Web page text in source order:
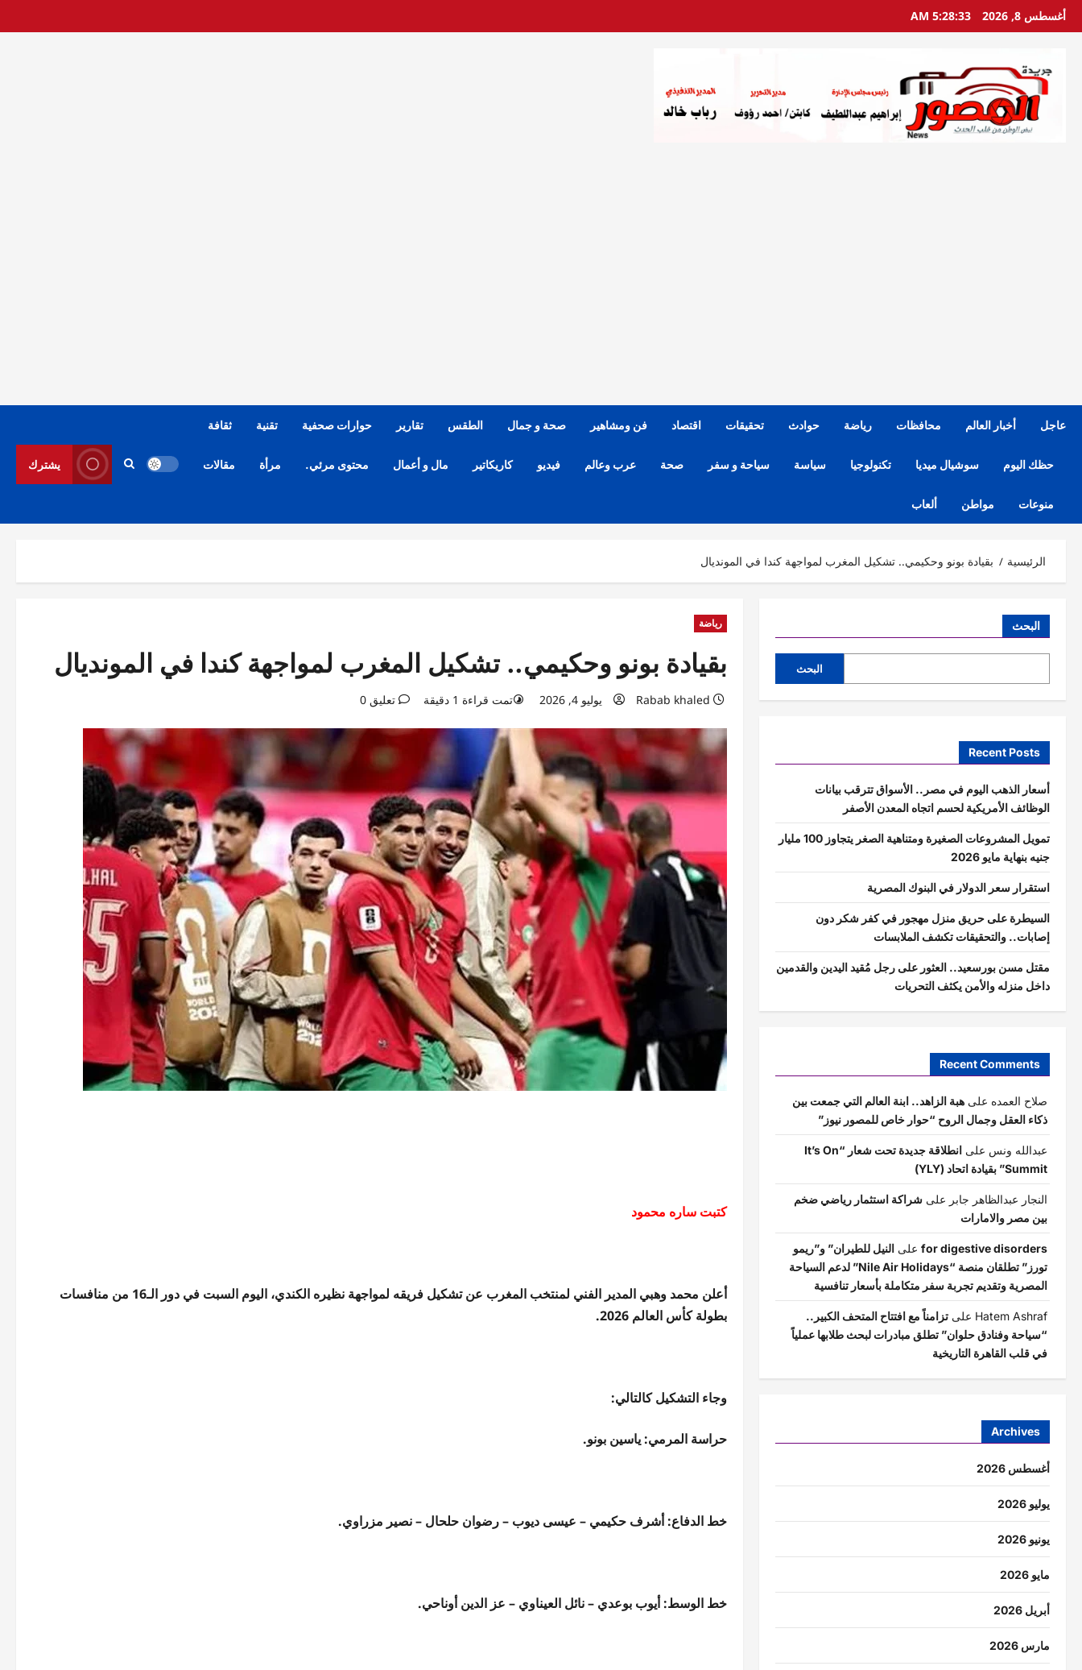
تخطيأغسطس 8, 2026 5:28:34 AM
عاجل أخبار العالم محافظات رياضة حوادث تحقيقات اقتصاد فن ومشاهير صحة و جمال الطقس تقارير حوارات صحفية تقنية ثقافة
حظك اليوم سوشيال ميديا تكنولوجيا سياسة سياحة و سفر صحة عرب وعالم فيديو كاريكاتير مال و أعمال محتوى مرئي. مرأة مقالات
منوعات مواطن ألعاب
يشترك
الرئيسية بقيادة بونو وحكيمي.. تشكيل المغرب لمواجهة كندا في المونديال
رياضة
بقيادة بونو وحكيمي.. تشكيل المغرب لمواجهة كندا في المونديال
Rabab khaled يوليو 4, 2026 تمت قراءة 1 دقيقة تعليق 0
كتبت ساره محمود
أعلن محمد وهبي المدير الفني لمنتخب المغرب عن تشكيل فريقه لمواجهة نظيره الكندي، اليوم السبت في دور الـ16 من منافسات
بطولة كأس العالم 2026.
وجاء التشكيل كالتالي:
حراسة المرمي: ياسين بونو.
خط الدفاع: أشرف حكيمي – عيسى ديوب – رضوان حلحال – نصير مزراوي.
خط الوسط: أيوب بوعدي – نائل العيناوي – عز الدين أوناحي.
البحث
البحث
Recent Posts
أسعار الذهب اليوم في مصر.. الأسواق تترقب بيانات
الوظائف الأمريكية لحسم اتجاه المعدن الأصفر
تمويل المشروعات الصغيرة ومتناهية الصغر يتجاوز 100 مليار
جنيه بنهاية مايو 2026
استقرار سعر الدولار في البنوك المصرية
السيطرة على حريق منزل مهجور في كفر شكر دون
إصابات.. والتحقيقات تكشف الملابسات
مقتل مسن بورسعيد.. العثور على رجل مُقيد اليدين والقدمين
داخل منزله والأمن يكثف التحريات
Recent Comments
صلاح العمده علىهبة الزاهد.. ابنة العالم التي جمعت بين
ذكاء العقل وجمال الروح “حوار خاص للمصور نيوز”
عبدالله ونس على
انطلاقة جديدة تحت شعار “It’s On
Summit” بقيادة اتحاد (YLY)
النجار عبدالظاهر جابر علىشراكة استثمار رياضي ضخم
بين مصر والامارات
for digestive disorders علىالنيل للطيران” و”ريمو
تورز” تطلقان منصة “Nile Air Holidays” لدعم السياحة
المصرية وتقديم تجربة سفر متكاملة بأسعار تنافسية
Hatem Ashraf علىتزامناً مع افتتاح المتحف الكبير..
“سياحة وفنادق حلوان” تطلق مبادرات لبحث طلابها عملياً
في قلب القاهرة التاريخية
Archives
أغسطس 2026
يوليو 2026
يونيو 2026
مايو 2026
أبريل 2026
مارس 2026